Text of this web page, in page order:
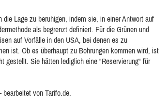
Lage zu beruhigen, indem sie, in einer Antwort auf
als begrenzt definiert. Für die Grünen und
auf Vorfälle in den USA, bei denen es zu
ist. Ob es überhaupt zu Bohrungen kommen wird, ist
gestellt. Sie hätten lediglich eine "Reservierung" für
- bearbeitet von Tarifo.de.